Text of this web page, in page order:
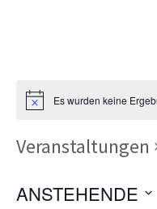
Es wurden keine
Veranstaltungen
ANSTEHENDE